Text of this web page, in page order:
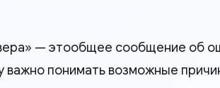
— этообщее сообщение об
важно понимать возможные